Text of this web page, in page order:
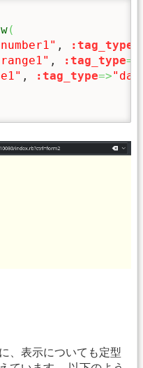
(
, :tag_type
, :tag_type=>
, :tag_type=>
、表示についても定型